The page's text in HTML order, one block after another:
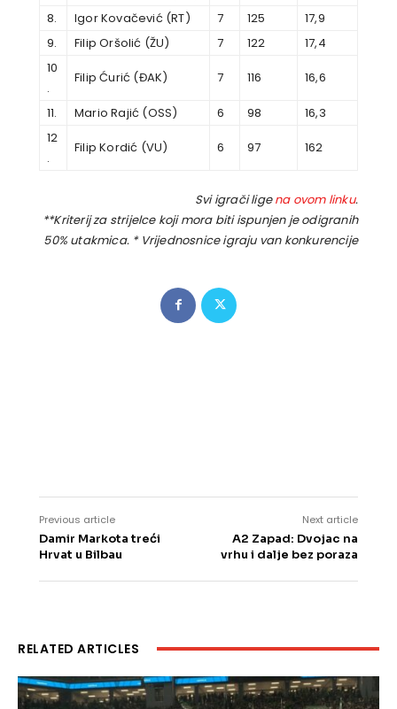
8.
Igor Kovačević (RT) 7 125
17,9
9.
Filip Oršolić (ŽU) 7 122
17,4
10
.
Filip Ćurić (ĐAK) 7 116 16,6
11. Mario Rajić (OSS) 6 98
16,3
12
.
Filip Kordić (VU) 6 97 162
Svi igrači ligena ovom linku.
**Kriterij za strijelce koji mora biti ispunjen je odigranih
50% utakmica. * Vrijednosnice igraju van konkurencije
Previous article
Damir Markota treći
Hrvat u Bilbau
Next article
A2 Zapad: Dvojac na
vrhu i dalje bez poraza
RELATED ARTICLES